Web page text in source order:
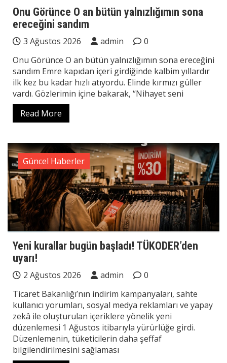
Onu Görünce O an bütün yalnızlığımın sona
ereceğini sandım
3 Ağustos 2026 admin
0
Onu Görünce O an bütün yalnızlığımın sona ereceğini
sandım Emre kapıdan içeri girdiğinde kalbim yıllardır
ilk kez bu kadar hızlı atıyordu. Elinde kırmızı güller
vardı. Gözlerimin içine bakarak, “Nihayet seni
Read More
Güncel Haberler
Yeni kurallar bugün başladı! TÜKODER’den
uyarı!
2 Ağustos 2026 admin
0
Ticaret Bakanlığı’nın indirim kampanyaları, sahte
kullanıcı yorumları, sosyal medya reklamları ve yapay
zekâ ile oluşturulan içeriklere yönelik yeni
düzenlemesi 1 Ağustos itibarıyla yürürlüğe girdi.
Düzenlemenin, tüketicilerin daha şeffaf
bilgilendirilmesini sağlaması